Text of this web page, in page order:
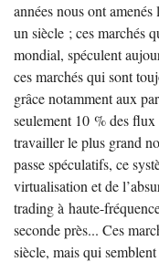
années nous ont
un siècle ; ces marchés
mondial, spéculent
ces marchés qui sont
grâce notamment aux
seulement 10 % des flux
travailler le plus grand
passe spéculatifs, ce
virtualisation et de
trading à haute-
seconde près... Ces
siècle, mais qui